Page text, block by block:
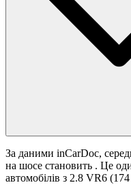
За даними inCarDoc,
на шосе становить . Це
автомобілів з 2.8 VR6